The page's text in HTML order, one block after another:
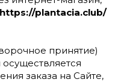
https://plantacia.club/
принятие)
заказа на Сайте,